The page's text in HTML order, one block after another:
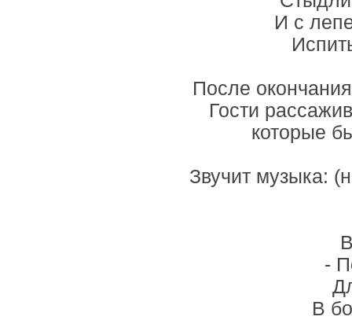
И с
После
Гости
которые
Звучит музыка:
-
В